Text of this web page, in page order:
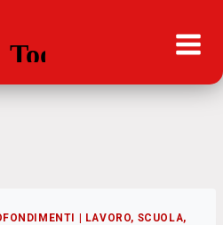
LAVORO, SCUOLA,